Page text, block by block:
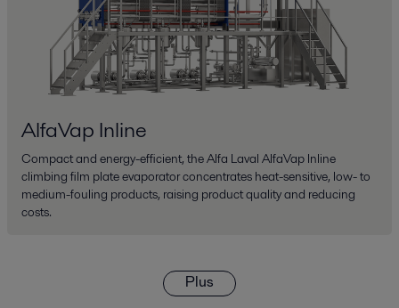
AlfaVap Inline
Compact and energy-efficient, the Alfa Laval AlfaVap Inline
climbing film plate evaporator concentrates heat-sensitive, low- to
medium-fouling products, raising product quality and reducing
costs.
Plus